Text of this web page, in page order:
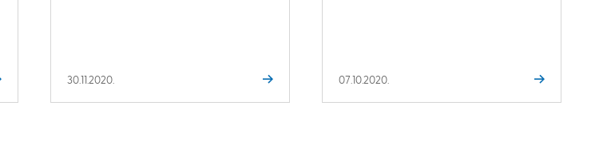
30.11.2020. 07.10.2020.